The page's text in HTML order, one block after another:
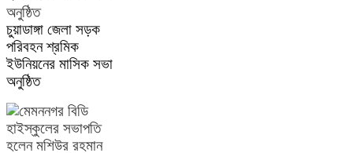
চুয়াডাঙ্গা জেলা সড়ক
পরিবহন শ্রমিক
ইউনিয়নের মাসিক সভা
অনুষ্ঠিত